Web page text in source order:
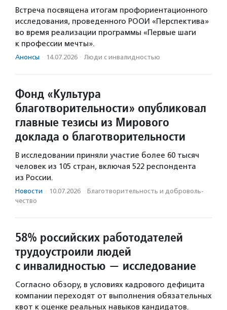
Встреча посвящена итогам профориентационного
исследования, проведенного РООИ «Перспектива»
во время реализации программы «Первые шаги
к профессии мечты».
Анонсы · 14.07.2026 · Люди с инвалидностью
Фонд «Культура
благотворительности» опубликовал
главные тезисы из Мирового
доклада о благотворительности
В исследовании приняли участие более 60 тысяч
человек из 105 стран, включая 522 респондента
из России.
Новости · 10.07.2026 · Благотвори­тель­ность и доброволь­
чест­во
58% российских работодателей
трудоустроили людей
с инвалидностью — исследование
Согласно обзору, в условиях кадрового дефицита
компании переходят от выполнения обязательных
квот к оценке реальных навыков кандидатов.